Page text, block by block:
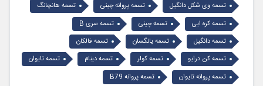
تسمه وی شکل دانگیل
تسمه پروانه چینی
تسمه هانچانگ
تسمه کره ایی
تسمه چینی
تسمه سری B
تسمه دانگیل
تسمه یانگسان
تسمه فالکان
تسمه کن درایو
تسمه کولر تسمه دینام
تسمه تایوان
تسمه پروانه تایوان
تسمه پروانه B79